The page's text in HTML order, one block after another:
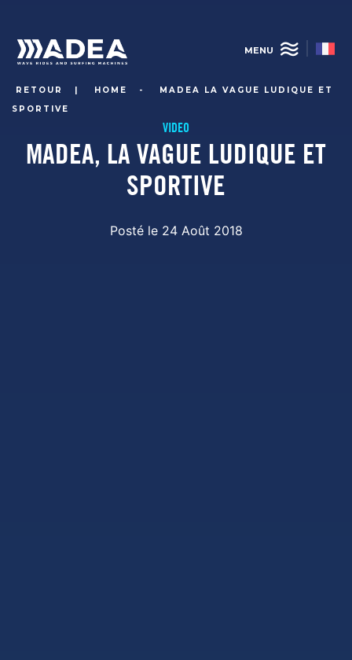
contenu
principal
MENU
RETOUR | HOME -
MADEA LA VAGUE LUDIQUE ET
SPORTIVE
VIDEO
MADEA, LA VAGUE LUDIQUE ET
SPORTIVE
Posté le 24 Août 2018